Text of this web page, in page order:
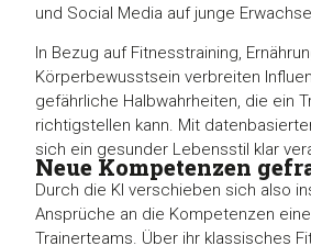
und Social Media auf junge
In Bezug auf Fitnesstraining,
Körperbewusstsein verbreiten
gefährliche Halbwahrheiten, die ein
richtigstellen kann. Mit
sich ein gesunder Lebensstil klar
Neue Kompetenzen
Durch die KI verschieben sich also
Ansprüche an die Kompetenzen
Trainerteams. Über ihr klassisches